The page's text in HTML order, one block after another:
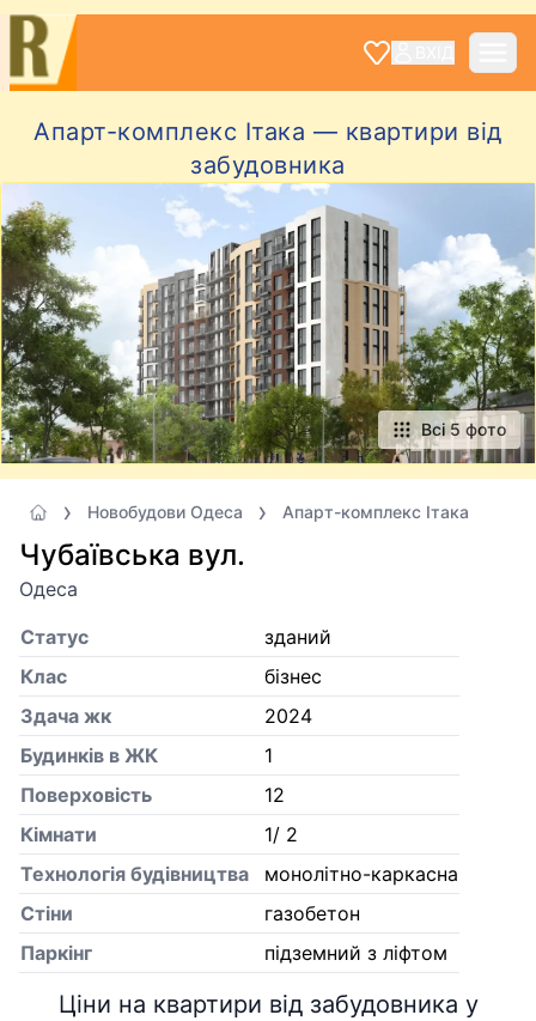
Апарт-комплекс Ітака — квартири від
забудовника
Всі 5 фото
Новобудови Одеса Апарт-комплекс Ітака
Чубаївська вул.
Одеса
Статус
зданий
Клас
бізнес
Здача жк
2024
Будинків в ЖК
1
Поверховість
12
Кiмнати
1/ 2
Технологія будівництва
монолітно-каркасна
Стіни
газобетон
Паркінг
підземний з ліфтом
Ціни на квартири від забудовника у